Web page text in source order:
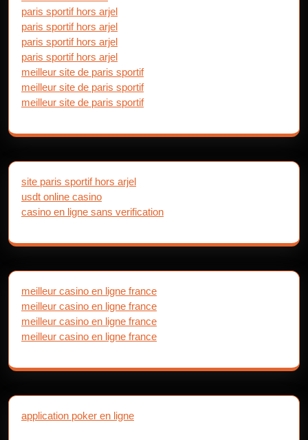
paris sportif hors arjel
paris sportif hors arjel
paris sportif hors arjel
paris sportif hors arjel
meilleur site de paris sportif
meilleur site de paris sportif
meilleur site de paris sportif
site paris sportif hors arjel
usdt online casino
casino en ligne sans verification
meilleur casino en ligne france
meilleur casino en ligne france
meilleur casino en ligne france
meilleur casino en ligne france
application poker en ligne